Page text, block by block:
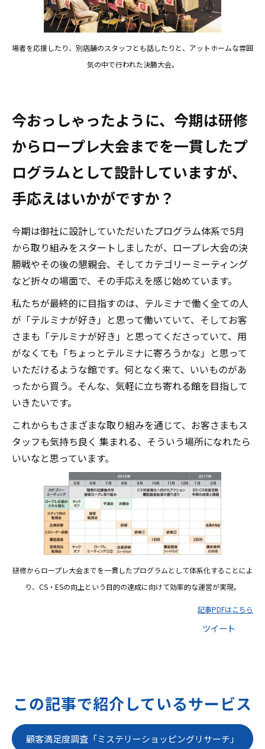
場者を応援したり、別店舗のスタッフとも話したりと、アットホームな雰囲
気の中で行われた決勝大会。
――今おっしゃったように、今期は研修
からロープレ大会までを一貫したプ
ログラムとして設計していますが、
手応えはいかがですか？
今期は御社に設計していただいたプログラム体系で5月
から取り組みをスタートしましたが、ロープレ大会の決
勝戦やその後の懇親会、そしてカテゴリーミーティング
など折々の場面で、その手応えを感じ始めています。
私たちが最終的に目指すのは、テルミナで働く全ての人
が「テルミナが好き」と思って働いていて、そしてお客
さまも「テルミナが好き」と思ってくださっていて、用
がなくても「ちょっとテルミナに寄ろうかな」と思って
いただけるような館です。何となく来て、いいものがあ
ったから買う。そんな、気軽に立ち寄れる館を目指して
いきたいです。
これからもさまざまな取り組みを通じて、お客さまもス
タッフも気持ち良く 集まれる、そういう場所になれたら
いいなと思っています。
研修からロープレ大会までを一貫したプログラムとして体系化することによ
り、CS・ESの向上という目的の達成に向けて効率的な運営が実現。
記事PDFはこちら
ツイート
この記事で紹介しているサービス
顧客満足度調査「ミステリーショッピングリサーチ」